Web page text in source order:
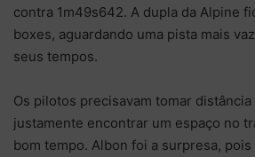
contra 1m49s642. A dupla da Alpine
boxes, aguardando uma pista mais
seus tempos.
Os pilotos precisavam tomar
justamente encontrar um espaço no
bom tempo. Albon foi a surpresa,